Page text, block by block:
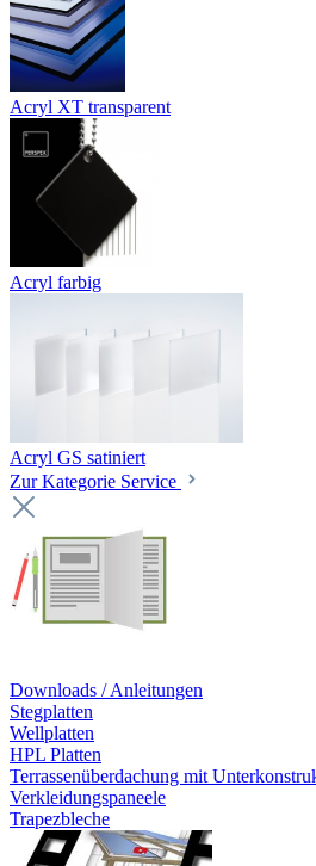
Acryl XT transparent
Acryl farbig
Acryl GS satiniert
Zur Kategorie Service
Downloads / Anleitungen
Stegplatten
Wellplatten
HPL Platten
Terrassenüberdachung mit
Verkleidungspaneele
Trapezbleche